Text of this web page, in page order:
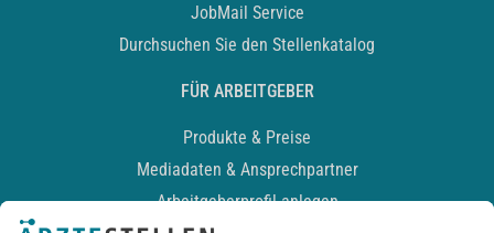
JobMail Service
Durchsuchen Sie den Stellenkatalog
FÜR ARBEITGEBER
Produkte & Preise
Mediadaten & Ansprechpartner
Arbeitgeberprofil anlegen